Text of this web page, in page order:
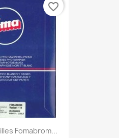
Fomabrom...
favorite_border